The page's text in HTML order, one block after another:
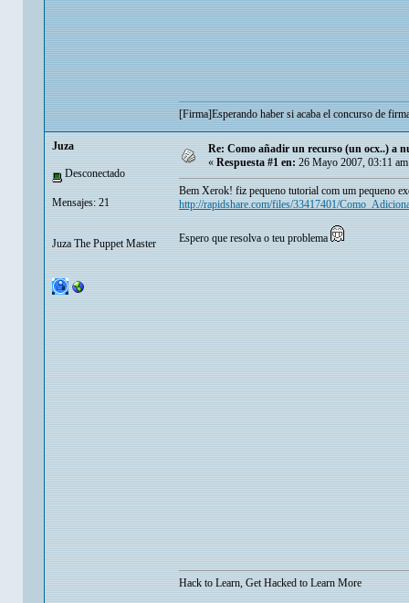
[Firma]Esperando haber si acaba el concurso de
Juza
Desconectado
Mensajes: 21
Juza The Puppet Master
Re: Como añadir un recurso (un ocx..) a
« Respuesta #1 en: 26 Mayo 2007, 03:11
Bem Xerok! fiz pequeno tutorial com um pequeno
http://rapidshare.com/files/33417401/
Espero que resolva o teu problema
Hack to Learn, Get Hacked to Learn More